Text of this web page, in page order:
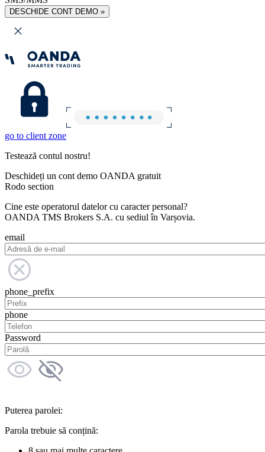
DESCHIDE CONT DEMO »
go to client zone
Testează contul nostru!
Deschideți un cont demo OANDA gratuit
Rodo section
Cine este operatorul datelor cu caracter personal?
OANDA TMS Brokers S.A. cu sediul în Varșovia.
email
phone_prefix
phone
Password
Puterea parolei:
Parola trebuie să conțină: